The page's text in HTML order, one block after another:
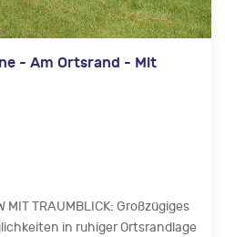
- Am Ortsrand - Mit
MIT TRAUMBLICK: Großzügiges
in ruhiger Ortsrandlage